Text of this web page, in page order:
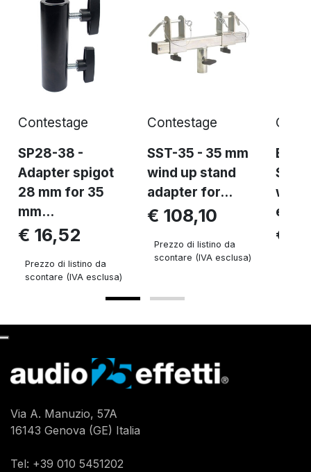
Contestage
SP28-38 -
Adapter spigot
28 mm for 35
mm...
€ 16,52
Prezzo di listino da
scontare (IVA esclusa)
Contestage
SST-35 - 35 mm
wind up stand
adapter for...
€ 108,10
Prezzo di listino da
scontare (IVA esclusa)
ELV-
Self-
€
Via A. Manuzio, 57A
16143 Genova (GE) Italia
Tel: +39 010 5451202